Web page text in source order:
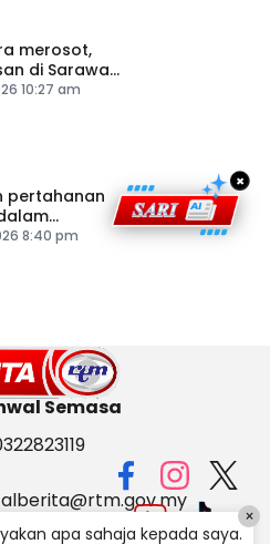
merosot,
di Sarawak
sihat
10:27 am
pertahanan
2027
8:40 pm
×
Semasa
& apa sahaja kepada saya.
×